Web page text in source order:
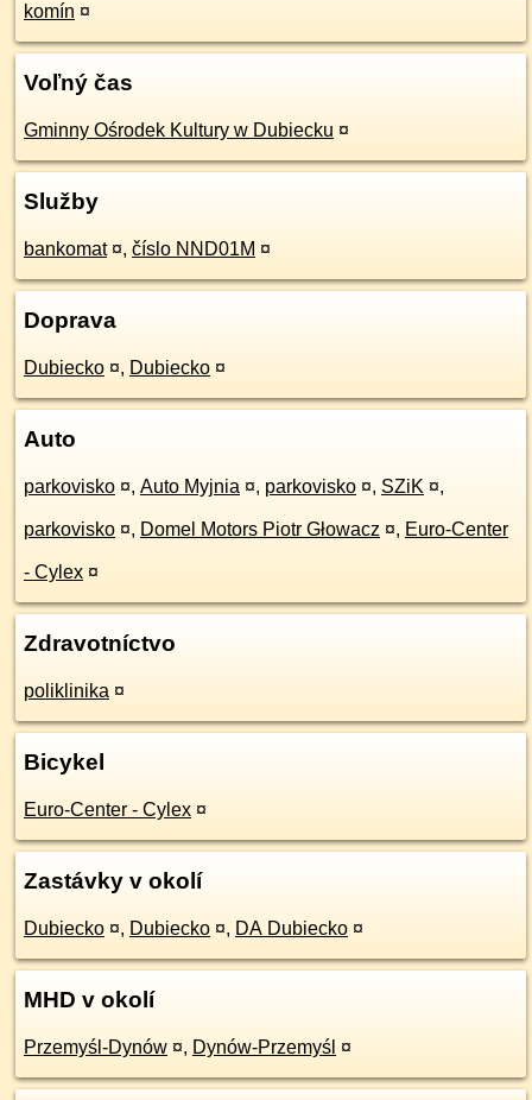
komín ¤
Voľný čas
Gminny Ośrodek Kultury w Dubiecku ¤
Služby
bankomat ¤, číslo NND01M ¤
Doprava
Dubiecko ¤, Dubiecko ¤
Auto
parkovisko ¤, Auto Myjnia ¤, parkovisko ¤, SZiK ¤,
parkovisko ¤, Domel Motors Piotr Głowacz ¤, Euro-Center
- Cylex ¤
Zdravotníctvo
poliklinika ¤
Bicykel
Euro-Center - Cylex ¤
Zastávky v okolí
Dubiecko ¤, Dubiecko ¤, DA Dubiecko ¤
MHD v okolí
Przemyśl-Dynów ¤, Dynów-Przemyśl ¤